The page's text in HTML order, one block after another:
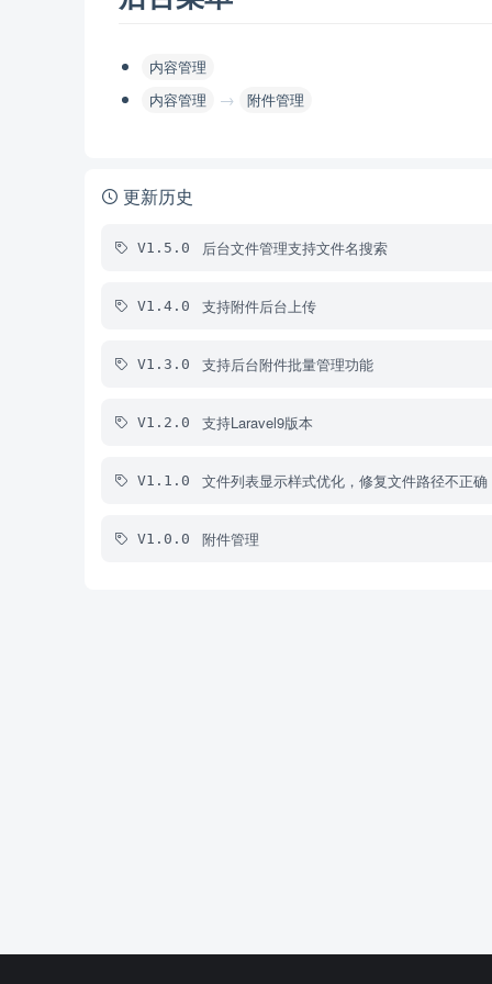
内容管理
内容管理
→ 附件管理
更新历史
V1.5.0 后台文件管理支持文件名搜索
V1.4.0 支持附件后台上传
V1.3.0 支持后台附件批量管理功能
V1.2.0 支持Laravel9版本
V1.1.0 文件列表显示样式优化，修复文件路径不正确
V1.0.0 附件管理